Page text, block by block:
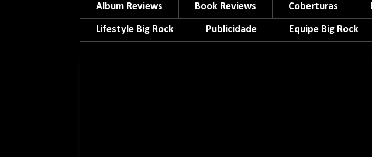
Album Reviews Book Reviews Coberturas
Lifestyle Big Rock Publicidade Equipe Big Rock